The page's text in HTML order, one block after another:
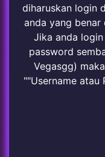
diharuskan login
anda yang
Jika anda
password
Vegasgg)
""Username atau